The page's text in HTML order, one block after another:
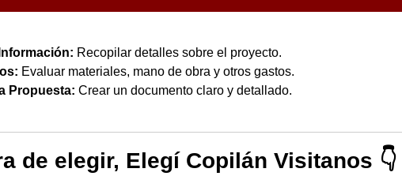
Recopilar detalles sobre el proyecto.
Evaluar materiales, mano de obra y otros gastos.
Propuesta: Crear un documento claro y detallado.
de elegir, Elegí Copilán Visitanos 👇